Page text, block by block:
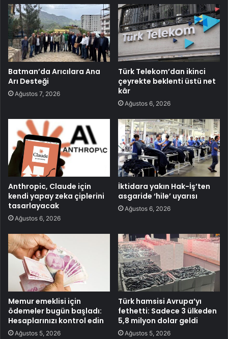
Batman’da Arıcılara Ana
Arı Desteği
Ağustos 7, 2026
Türk Telekom’dan ikinci
çeyrekte beklenti üstü net
kâr
Ağustos 6, 2026
Anthropic, Claude için
kendi yapay zeka çiplerini
tasarlayacak
Ağustos 6, 2026
İktidara yakın Hak-İş’ten
asgaride ‘hile’ uyarısı
Ağustos 6, 2026
Memur emeklisi için
ödemeler bugün başladı:
Hesaplarınızı kontrol edin
Ağustos 5, 2026
Türk hamsisi Avrupa’yı
fethetti: Sadece 3 ülkeden
5,8 milyon dolar geldi
Ağustos 5, 2026